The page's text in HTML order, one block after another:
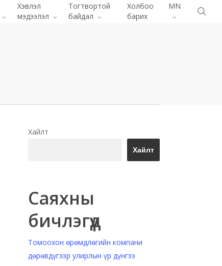
Хэвлэл
мэдээлэл
Тогтвортой
байдал
Холбоо
барих
MN
Хайлт
Хайлт
Саяхны
бичлэгүүд
Томоохон өрөмдлөгийн компани
дөрөвдүгээр улирлын үр дүнгээ
Menu